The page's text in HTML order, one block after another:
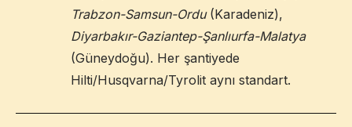
Trabzon-Samsun-Ordu(Karadeniz),
Diyarbakır-Gaziantep-Şanlıurfa-Malatya
(Güneydoğu). Her şantiyede
Hilti/Husqvarna/Tyrolit aynı standart.